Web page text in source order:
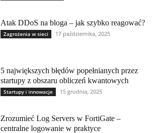
Atak DDoS na bloga – jak szybko reagować?
Zagrożenia w sieci 17 października, 2025
5 największych błędów popełnianych przez
startupy z obszaru obliczeń kwantowych
Startupy i innowacje 15 grudnia, 2025
Zrozumieć Log Servers w FortiGate –
centralne logowanie w praktyce